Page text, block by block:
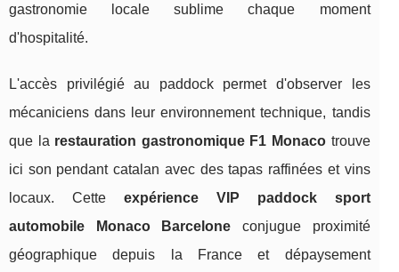
gastronomie locale sublime chaque moment
d'hospitalité.
L'accès privilégié au paddock permet d'observer les
mécaniciens dans leur environnement technique, tandis
que la restauration gastronomique F1 Monaco trouve
ici son pendant catalan avec des tapas raffinées et vins
locaux. Cette expérience VIP paddock sport
automobile Monaco Barcelone conjugue proximité
géographique depuis la France et dépaysement